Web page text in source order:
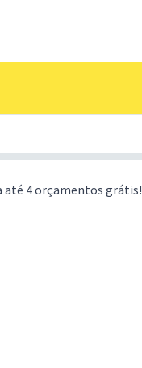
até 4 orçamentos grátis!